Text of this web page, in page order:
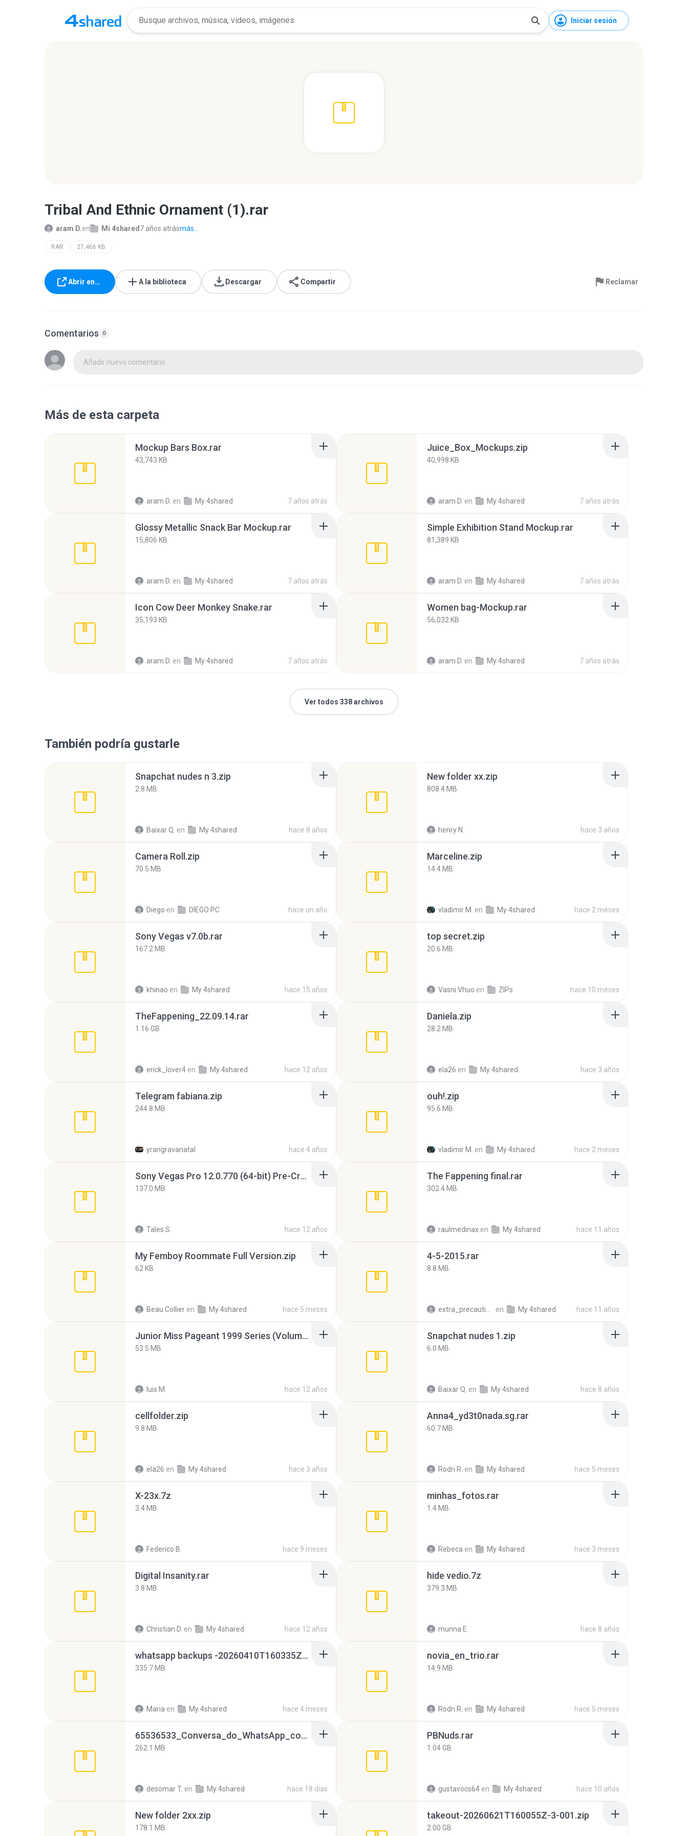
Iniciar sesión
Tribal And Ethnic Ornament (1).rar
aram D.en Mi 4shared 7 años atrásmás...
RAR 27,466 KB
Abrir en… A la biblioteca Descargar Compartir Reclamar
Comentarios 0
Añadir nuevo comentario
Más de esta carpeta
Mockup Bars Box.rar
43,743 KB
aram D. en My 4shared 7 años atrás
Juice_Box_Mockups.zip
40,998 KB
aram D. en My 4shared 7 años atrás
Glossy Metallic Snack Bar Mockup.rar
15,806 KB
aram D. en My 4shared 7 años atrás
Simple Exhibition Stand Mockup.rar
81,389 KB
aram D. en My 4shared 7 años atrás
Icon Cow Deer Monkey Snake.rar
35,193 KB
aram D. en My 4shared 7 años atrás
Women bag-Mockup.rar
56,032 KB
aram D. en My 4shared 7 años atrás
Ver todos 338 archivos
También podría gustarle
Snapchat nudes n 3.zip
2.8 MB
Baixar Q. en My 4shared hace 8 años
New folder xx.zip
808.4 MB
henry N. hace 3 años
Camera Roll.zip
70.5 MB
Diego en DIEGO PC hace un año
Marceline.zip
14.4 MB
vladimir M. en My 4shared hace 2 meses
Sony Vegas v7.0b.rar
167.2 MB
khinao en My 4shared hace 15 años
top secret.zip
20.6 MB
Vasni Vhuo en ZIPs hace 10 meses
TheFappening_22.09.14.rar
1.16 GB
erick_lover4 en My 4shared hace 12 años
Daniela.zip
28.2 MB
ela26 en My 4shared hace 3 años
Telegram fabiana.zip
244.8 MB
yrangravanatal hace 4 años
ouh!.zip
95.6 MB
vladimir M. en My 4shared hace 2 meses
Sony Vegas Pro 12.0.770 (64-bit) Pre-Cracked.zip
137.0 MB
Tales S. hace 12 años
The Fappening final.rar
302.4 MB
raulmedinax en My 4shared hace 11 años
My Femboy Roommate Full Version.zip
62 KB
Beau Collier en My 4shared hace 5 meses
4-5-2015.rar
8.8 MB
en My 4shared hace 11 años
Junior Miss Pageant 1999 Series (Volume I Part I NC 6).7z
53.5 MB
luis M. hace 12 años
Snapchat nudes 1.zip
6.0 MB
Baixar Q. en My 4shared hace 8 años
cellfolder.zip
9.8 MB
ela26 en My 4shared hace 3 años
Anna4_yd3t0nada.sg.rar
60.7 MB
Rodri R. en My 4shared hace 5 meses
X-23x.7z
3.4 MB
Federico B. hace 9 meses
minhas_fotos.rar
1.4 MB
Rebeca en My 4shared hace 3 meses
Digital Insanity.rar
3.8 MB
Christian D. en My 4shared hace 12 años
hide vedio.7z
379.3 MB
munna E. hace 8 años
whatsapp backups -20260410T160335Z-3-001.zip
335.7 MB
Maria en My 4shared hace 4 meses
novia_en_trio.rar
14.9 MB
Rodri R. en My 4shared hace 5 meses
65536533_Conversa_do_WhatsApp_com_Meu_Esposo.zip
262.1 MB
desomar T. en My 4shared hace 18 días
PBNuds.rar
1.04 GB
gustavocs64 en My 4shared hace 10 años
New folder 2xx.zip
178.1 MB
takeout-20260621T160055Z-3-001.zip
2.00 GB